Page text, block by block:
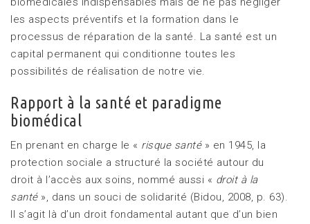
les aspects préventifs et la formation dans le
processus de réparation de la santé. La santé est un
capital permanent qui conditionne toutes les
possibilités de réalisation de notre vie.
Rapport à la santé et paradigme
biomédical
En prenant en charge le « risque santé » en 1945, la
protection sociale a structuré la société autour du
droit à l’accès aux soins, nommé aussi « droit à la
santé », dans un souci de solidarité (Bidou, 2008, p. 63).
Il s’agit là d’un droit fondamental autant que d’un bien